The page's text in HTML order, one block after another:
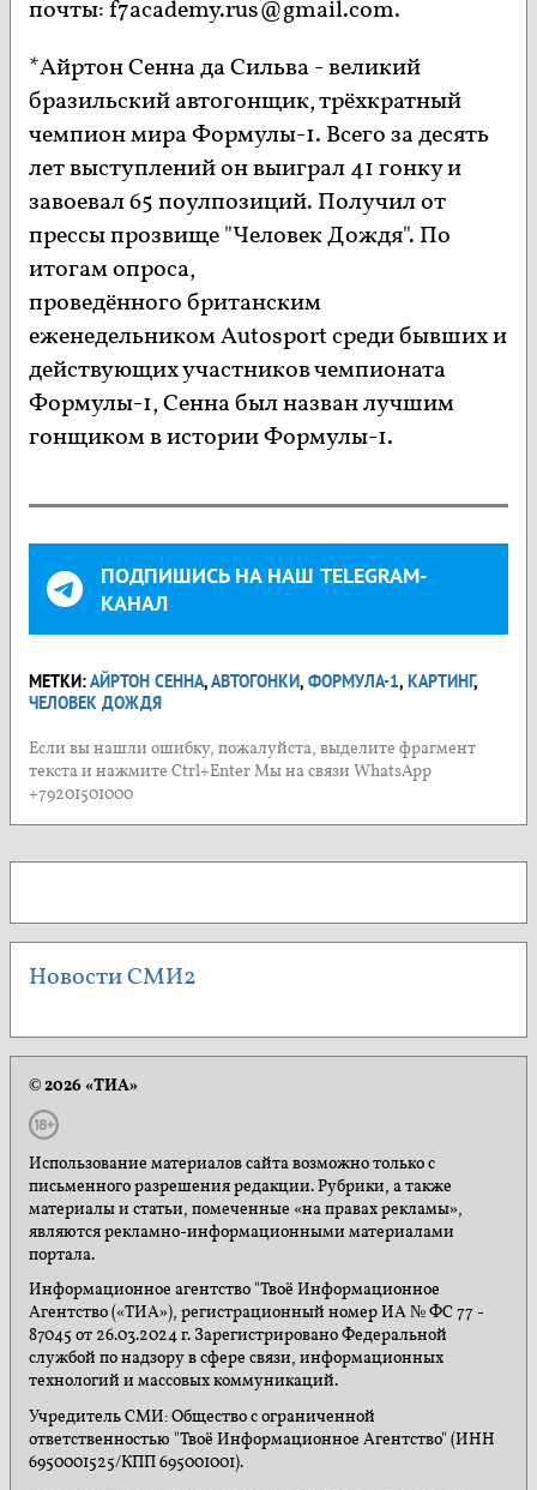
почты: f7academy.rus@gmail.com.
*Айртон Сенна да Сильва - великий
бразильский автогонщик, трёхкратный
чемпион мира Формулы-1. Всего за десять
лет выступлений он выиграл 41 гонку и
завоевал 65 поулпозиций. Получил от
прессы прозвище "Человек Дождя". По
итогам опроса,
проведённого британским
еженедельником Autosport среди бывших и
действующих участников чемпионата
Формулы-1, Сенна был назван лучшим
гонщиком в истории Формулы-1.
ПОДПИШИСЬ НА НАШ TELEGRAM-
КАНАЛ
МЕТКИ:АЙРТОН СЕННА,АВТОГОНКИ, ФОРМУЛА-1, КАРТИНГ,
ЧЕЛОВЕК ДОЖДЯ
Если вы нашли ошибку, пожалуйста, выделите фрагмент
текста и нажмите Ctrl+Enter Мы на связи WhatsApp
+79201501000
Новости СМИ2
© 2026 «ТИА»
Использование материалов сайта возможно только с
письменного разрешения редакции. Рубрики, а также
материалы и статьи, помеченные «на правах рекламы»,
являются рекламно-информационными материалами
портала.
Информационное агентство "Твоё Информационное
Агентство («ТИА»), регистрационный номер ИА № ФС 77 -
87045 от 26.03.2024 г. Зарегистрировано Федеральной
службой по надзору в сфере связи, информационных
технологий и массовых коммуникаций.
Учредитель СМИ: Общество с ограниченной
ответственностью "Твоё Информационное Агентство" (ИНН
6950001525/КПП 695001001).